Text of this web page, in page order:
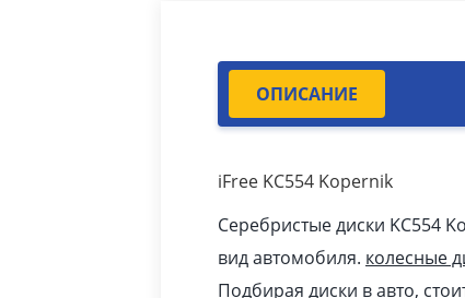
ОПИСАНИЕ
iFree KC554 Kopernik
Серебристые диски KC554
вид автомобиля. колесные
Подбирая диски в авто,